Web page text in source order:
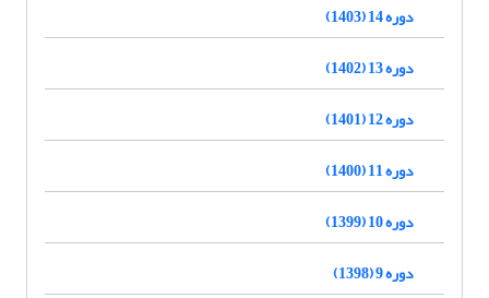
دوره 14 (1403)
دوره 13 (1402)
دوره 12 (1401)
دوره 11 (1400)
دوره 10 (1399)
دوره 9 (1398)